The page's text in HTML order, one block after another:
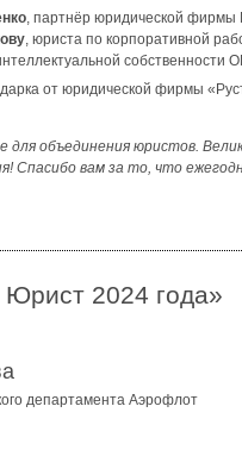
, партнёр юридической фирмы
, юриста по корпоративной
собственности
от юридической фирмы
объединения юристов.
Спасибо вам за то, что
2024 года»
департамента Аэрофлот